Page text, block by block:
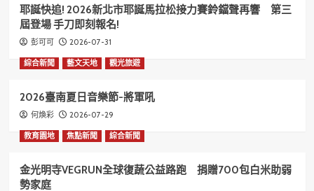
耶誕快追! 2026新北市耶誕馬拉松接力賽鈴鐺聲再響 第三
屆登場 手刀即刻報名!
彭可可 2026-07-31
綜合新聞 藝文天地 觀光旅遊
2026臺南夏日音樂節-將軍吼
何煥彩 2026-07-29
教育園地 焦點新聞 綜合新聞
金光明寺VEGRUN全球復蔬公益路跑 捐贈700包白米助弱
勢家庭